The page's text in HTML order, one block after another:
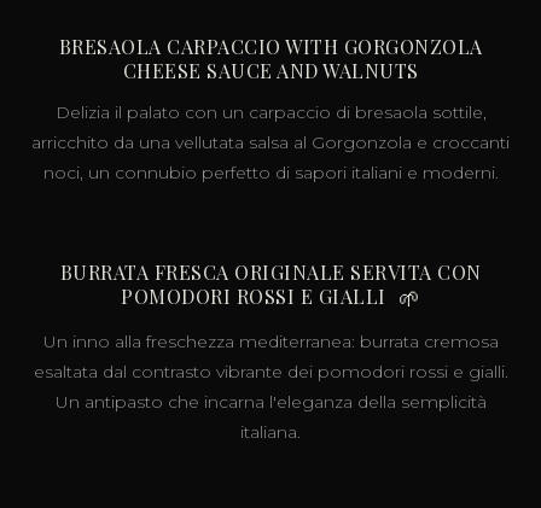
BRESAOLA CARPACCIO WITH GORGONZOLA
CHEESE SAUCE AND WALNUTS
Delizia il palato con un carpaccio di bresaola sottile,
arricchito da una vellutata salsa al Gorgonzola e croccanti
noci, un connubio perfetto di sapori italiani e moderni.
BURRATA FRESCA ORIGINALE SERVITA CON
POMODORI ROSSI E GIALLI
🌱
Un inno alla freschezza mediterranea: burrata cremosa
esaltata dal contrasto vibrante dei pomodori rossi e gialli.
Un antipasto che incarna l'eleganza della semplicità
italiana.